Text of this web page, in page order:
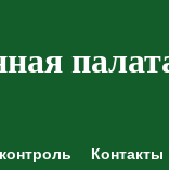
Контакты